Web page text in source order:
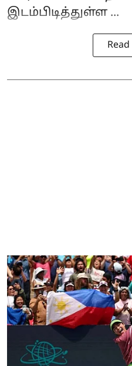
இடம்பிடித்துள்ள ...